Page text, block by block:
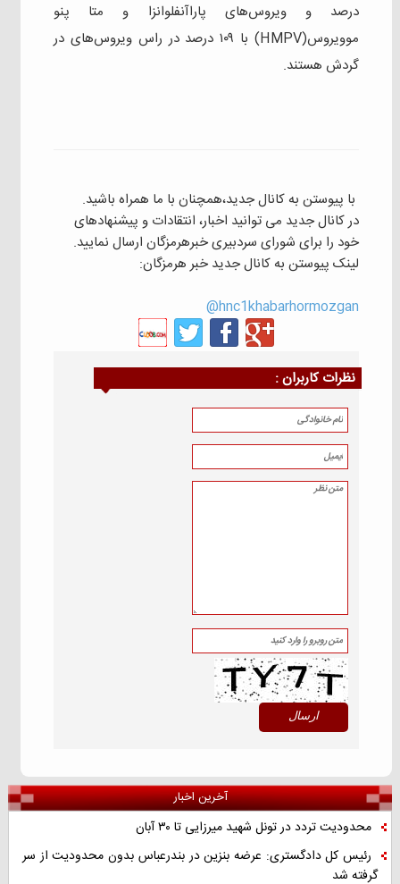
درصد و ویروس‌های پاراآنفلوانزا و متا پنو
موویروس(HMPV) با ۱۰۹ درصد در راس ویروس‌های در
گردش هستند.
با پیوستن به کانال جدید،همچنان با ما همراه باشید.
در کانال جدید می توانید اخبار، انتقادات و پیشنهادهای
خود را برای شورای سردبیری خبرهرمزگان ارسال نمایید.
لینک پیوستن به کانال جدید خبر هرمزگان:
hnc1khabarhormozgan@
نظرات كاربران :
آخرین اخبار
محدودیت تردد در تونل شهید میرزایی تا ۳۰ آبان
رئیس کل دادگستری: عرضه بنزین در بندرعباس بدون محدودیت از سر
گرفته شد